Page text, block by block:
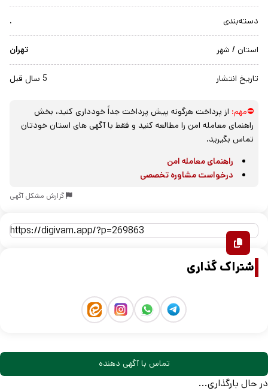
دسته‌بندی .
استان / شهر تهران
تاریخ انتشار 5 سال قبل
⛔مهم: از پرداخت هرگونه پیش پرداخت جداً خودداری کنید، بخش
راهنمای معامله امن را مطالعه کنید و فقط با آگهی های استان خودتان
تماس بگیرید.
راهنمای معامله امن
درخواست مشاوره تخصصی
گزارش مشکل آگهی
اشتراک گذاری
تماس با آگهی دهنده
در حال بارگذاری...